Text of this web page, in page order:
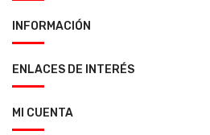
INFORMACIÓN
ENLACES DE INTERÉS
MI CUENTA